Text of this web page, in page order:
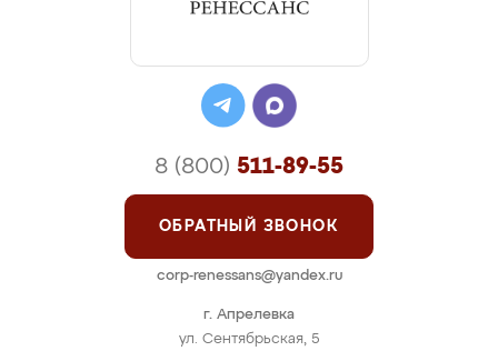
г. Апрелевка
ул. Сентябрьская, 5
8 (800) 511-89-55
ОБРАТНЫЙ ЗВОНОК
corp-renessans@yandex.ru